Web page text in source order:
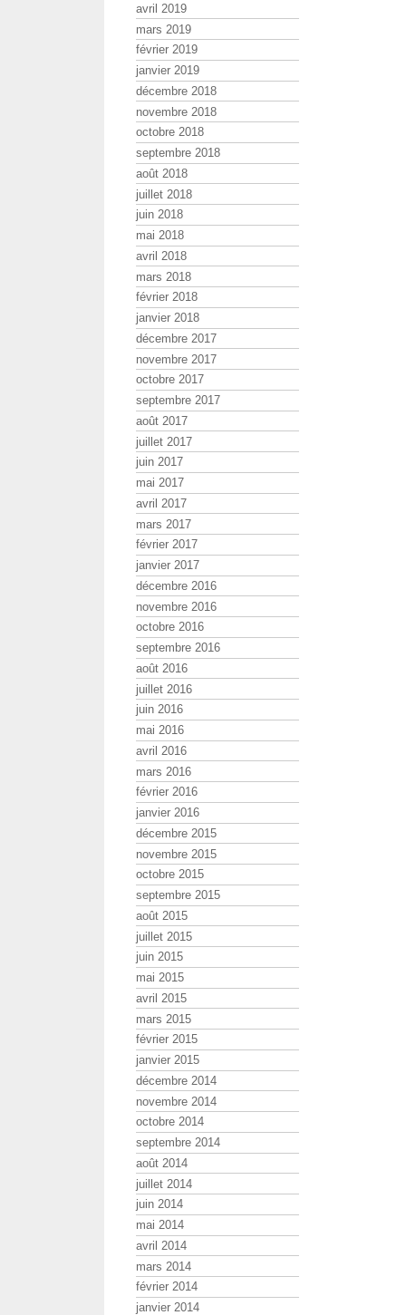
avril 2019
mars 2019
février 2019
janvier 2019
décembre 2018
novembre 2018
octobre 2018
septembre 2018
août 2018
juillet 2018
juin 2018
mai 2018
avril 2018
mars 2018
février 2018
janvier 2018
décembre 2017
novembre 2017
octobre 2017
septembre 2017
août 2017
juillet 2017
juin 2017
mai 2017
avril 2017
mars 2017
février 2017
janvier 2017
décembre 2016
novembre 2016
octobre 2016
septembre 2016
août 2016
juillet 2016
juin 2016
mai 2016
avril 2016
mars 2016
février 2016
janvier 2016
décembre 2015
novembre 2015
octobre 2015
septembre 2015
août 2015
juillet 2015
juin 2015
mai 2015
avril 2015
mars 2015
février 2015
janvier 2015
décembre 2014
novembre 2014
octobre 2014
septembre 2014
août 2014
juillet 2014
juin 2014
mai 2014
avril 2014
mars 2014
février 2014
janvier 2014